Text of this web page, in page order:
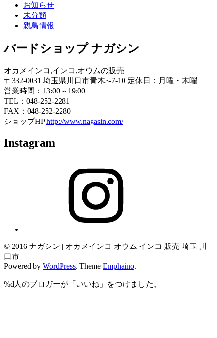
お知らせ
未分類
親鳥情報
バードショップ ナガシン
オカメインコ,インコ,オウムの販売
〒332-0031 埼玉県川口市青木3-7-10 定休日：月曜・木曜
営業時間：13:00～19:00
TEL：048-252-2281
FAX：048-252-2280
ショップHPhttp://www.nagasin.com/
Instagram
© 2016 ナガシン | オカメインコ オウム インコ 販売 埼玉 川
口市
Powered by WordPress. Theme Emphaino.
%d 人のブロガーが「いいね」をつけました。